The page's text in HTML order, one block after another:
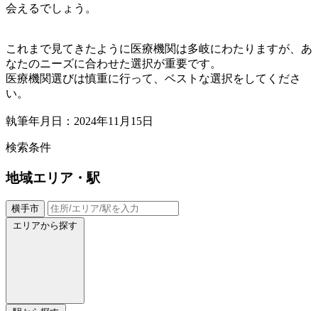
会えるでしょう。
これまで見てきたように医療機関は多岐にわたりますが、あ
なたのニーズに合わせた選択が重要です。
医療機関選びは慎重に行って、ベストな選択をしてくださ
い。
執筆年月日：2024年11月15日
検索条件
地域エリア・駅
横手市
エリアから探す